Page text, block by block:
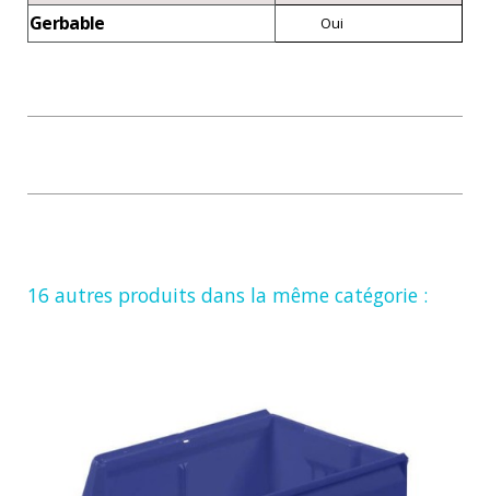
Gerbable Oui
16 autres produits dans la même catégorie :